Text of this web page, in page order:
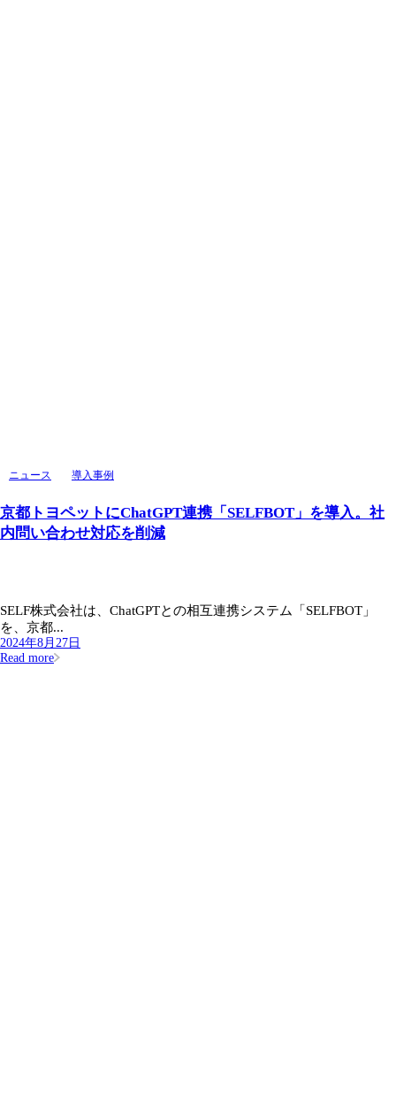
ニュース 導入事例
京都トヨペットにChatGPT連携「SELFBOT」を導入。社
内問い合わせ対応を削減
SELF株式会社は、ChatGPTとの相互連携システム「SELFBOT」
を、京都...
2024年8月27日
Read more